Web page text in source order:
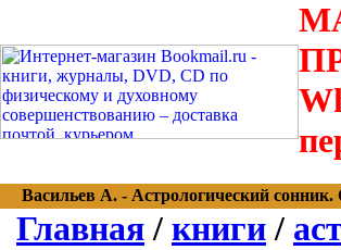
Васильев А. - Астрологический
Главная / книги /